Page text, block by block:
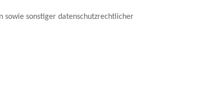
sowie sonstiger datenschutzrechtlicher